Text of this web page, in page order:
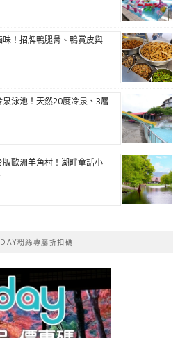
味！招牌鴨腿骨、鴨賞皮與
泉泳池！天然20度冷泉、3層
版歐洲羊角村！湖畔童話小
粉絲專屬折扣碼